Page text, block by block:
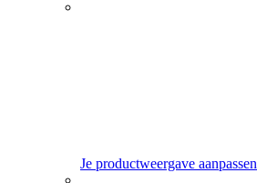
Je productweergave aanpassen